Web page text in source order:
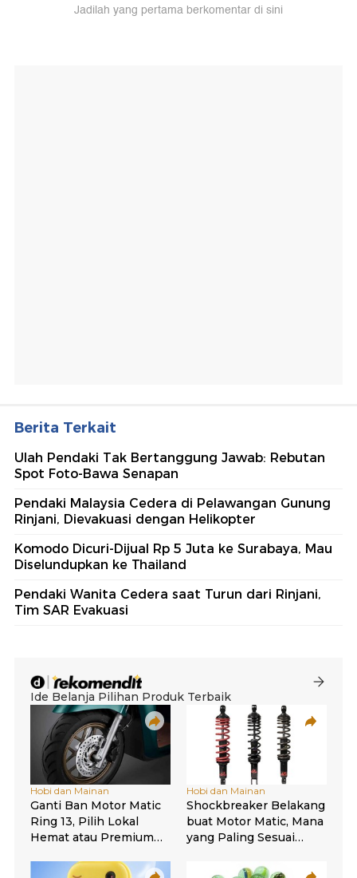
Jadilah yang pertama berkomentar di sini
Berita Terkait
Ulah Pendaki Tak Bertanggung Jawab: Rebutan
Spot Foto-Bawa Senapan
Pendaki Malaysia Cedera di Pelawangan Gunung
Rinjani, Dievakuasi dengan Helikopter
Komodo Dicuri-Dijual Rp 5 Juta ke Surabaya, Mau
Diselundupkan ke Thailand
Pendaki Wanita Cedera saat Turun dari Rinjani,
Tim SAR Evakuasi